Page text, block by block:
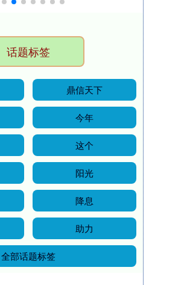
话题标签
鼎信天下
今年
这个
阳光
降息
助力
全部话题标签